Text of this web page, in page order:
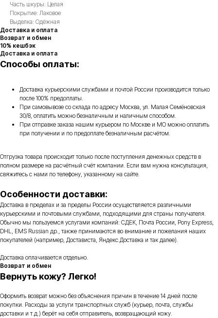
Часть шкуры: Целая
Покрытие: Лаковое
Выделка: Одёжная
Доставка и оплата
Возврат и обмен
10% кешбэк
Доставка и оплата
Способы оплаты:
Доставка курьерскими службами и почтой России производится только
после 100% предоплаты.
При самовывозе со склада по адресу Москва, ул. Малая Семёновская
30/8, оплатить можно безналичным и наличным способом.
При отправке заказа нашим курьером по Москве и МО можно оплатить
при получении и по предоплате безналичным расчётом.
Отгрузка товара происходит только после поступления денежных средств в
полном размере на расчётный счёт компании. Если вам нужна консультация,
свяжитесь с нами по телефону, указанному на сайте.
Особенности доставки:
Доставка в пределах и за пределы России осуществляется различными
курьерскими и почтовыми службами, подходящими для страны получателя.
Обычно мы пользуемся услугами компаний: СДЕК, Почта России, Pony Express,
DHL, EMS Russian др., также принимаются во внимание и пожелания наших
покупателей (например, Достависта, Яндекс.Доставка и так далее).
Доставка оплачивается отдельно.
Возврат и обмен
Вернуть кожу? Легко!
Оформить возврат можно без объяснения причин в течение 14 дней после
покупки. Расходы за услуги транспортных служб (курьер, почта, службы
доставки и т.д.) берёт на себя отправитель, возвращающий кожу.